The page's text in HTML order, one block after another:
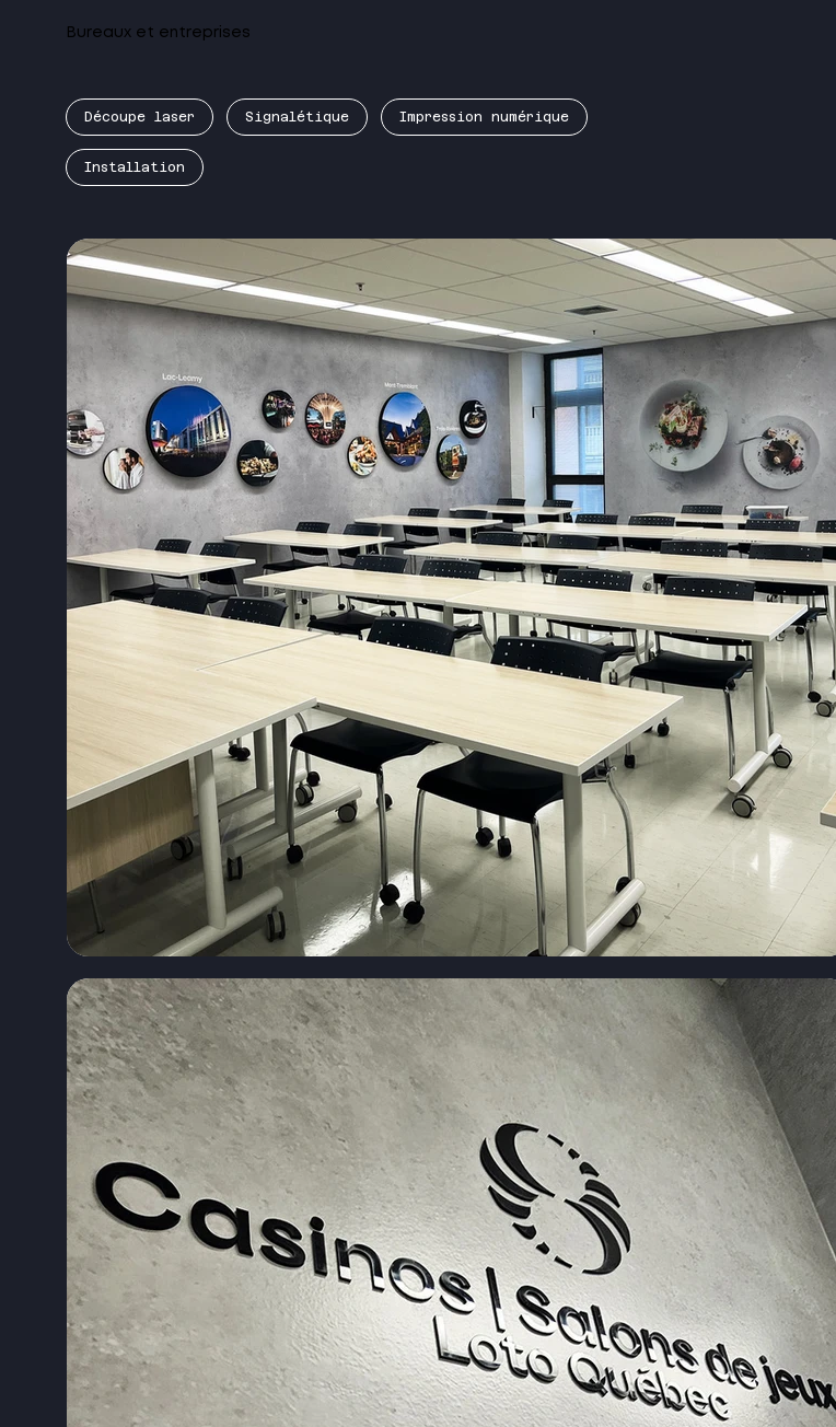
Bureaux et entreprises
Découpe laser Signalétique Impression numérique
Installation